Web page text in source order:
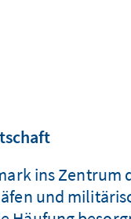
ins Zentrum
und